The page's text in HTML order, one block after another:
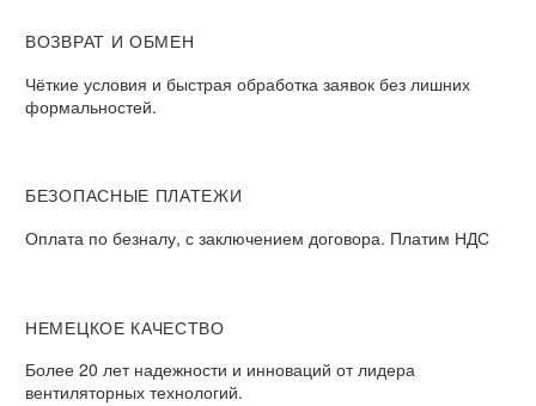
ВОЗВРАТ И ОБМЕН
Чёткие условия и быстрая обработка заявок без лишних
формальностей.
БЕЗОПАСНЫЕ ПЛАТЕЖИ
Оплата по безналу, с заключением договора. Платим НДС
НЕМЕЦКОЕ КАЧЕСТВО
Более 20 лет надежности и инноваций от лидера
вентиляторных технологий.